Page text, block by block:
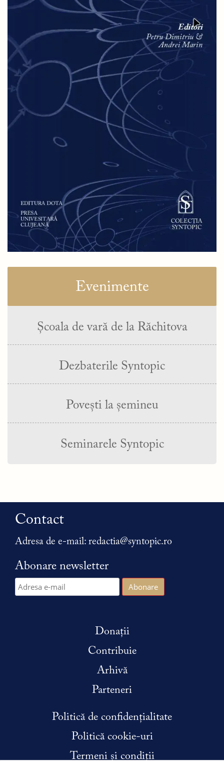
Evenimente
Școala de vară de la Răchitova
Dezbaterile Syntopic
Povești la șemineu
Seminarele Syntopic
Contact
Adresa de e-mail: redactia@syntopic.ro
Abonare newsletter
Donații
Contribuie
Arhivă
Parteneri
Politică de confidențialitate
Politică cookie-uri
Termeni și condiții